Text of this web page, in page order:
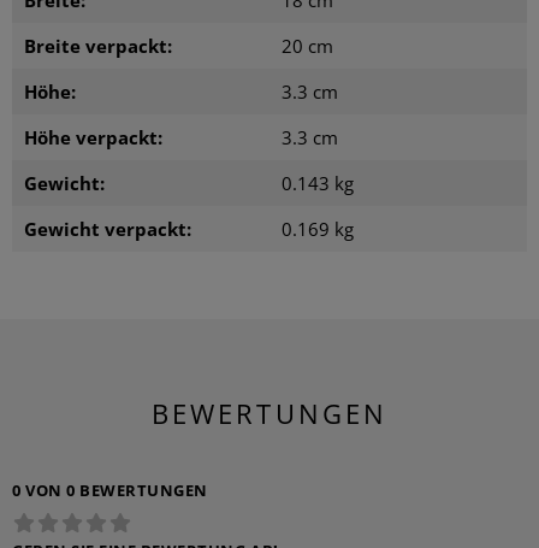
Breite verpackt:
20 cm
Höhe:
3.3 cm
Höhe verpackt:
3.3 cm
Gewicht:
0.143 kg
Gewicht verpackt:
0.169 kg
BEWERTUNGEN
0 VON 0 BEWERTUNGEN